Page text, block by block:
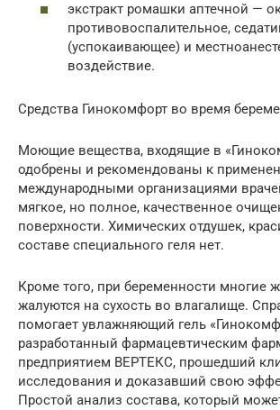
экстракт ромашки аптечной —
противовоспалительное,
(успокаивающее) и
воздействие.
Средства Гинокомфорт во время
Моющие вещества, входящие в
одобрены и рекомендованы к
международными организациями
мягкое, но полное, качественное
поверхности. Химических отдушек,
составе специального геля нет.
Кроме того, при беременности многие
жалуются на сухость во влагалище.
помогает увлажняющий гель
разработанный фармацевтическим
предприятием ВЕРТЕКС, прошедший
исследования и доказавший свою
Простой анализ состава, который